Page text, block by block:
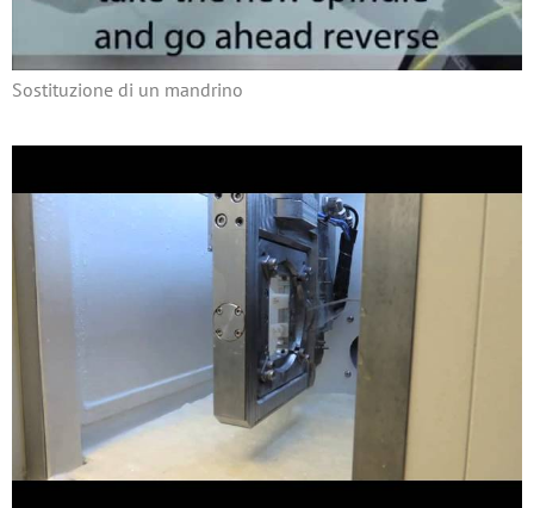
Sostituzione di un mandrino